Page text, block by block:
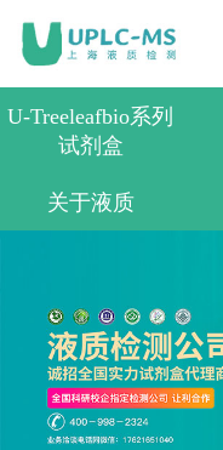
U-Treeleafbio系列
试剂盒
关于液质